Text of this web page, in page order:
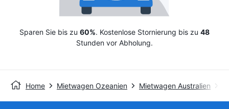
Sparen Sie bis zu 60%. Kostenlose Stornierung bis zu 48
Stunden vor Abholung.
Home Mietwagen Ozeanien Mietwagen Australien